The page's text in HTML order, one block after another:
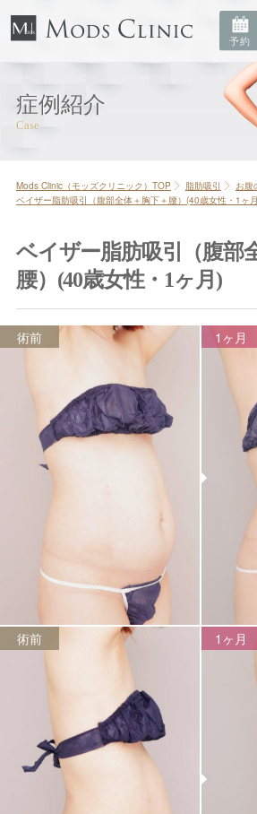
症例紹介
Mods Clinic（モッズクリニック）TOP 脂肪吸引
お腹
ベイザー脂肪吸引（腹部全体＋胸下＋腰）(40歳女性・1ヶ
ベイザー脂肪吸引（腹部
腰）(40歳女性・1ヶ月)
術前 1ヶ月
術前 1ヶ月